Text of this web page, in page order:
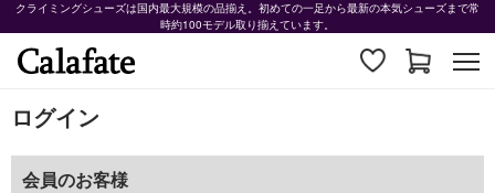
クライミングシューズは国内最大規模の品揃え。初めての一足から最新の本気シューズまで常
時約100モデル取り揃えています。
ログイン
会員のお客様